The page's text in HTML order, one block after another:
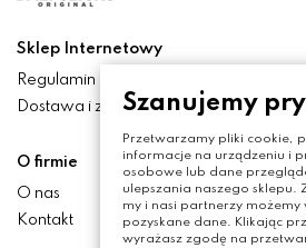
Sklep Internetowy
Regulamin
Dostawa i zwroty
O firmie
O nas
Kontakt
Szanujemy
Przetwarzamy pliki cookie,
informacje na urządzeniu i
osobowe lub dane
ulepszania naszego sklepu.
my i nasi partnerzy możemy
pozyskane dane. Klikając
wyrażasz zgodę na